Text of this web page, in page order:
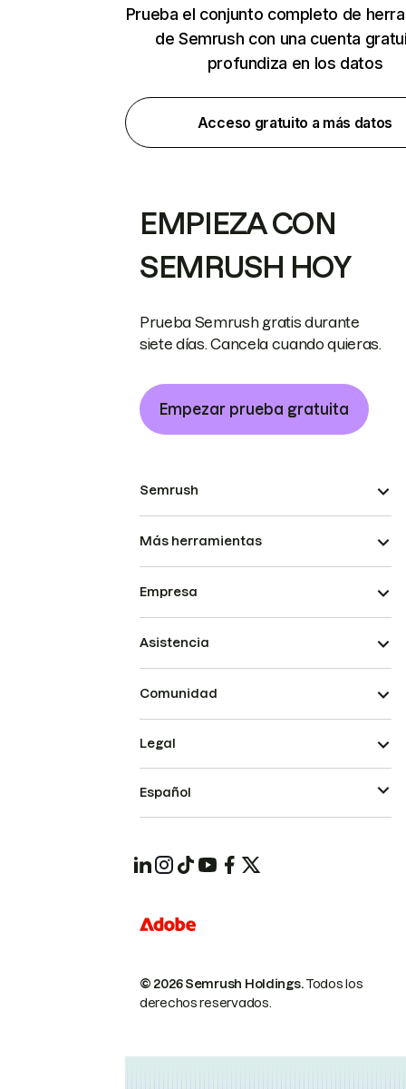
Prueba el conjunto completo de
de Semrush con una cuenta
profundiza en los datos
Acceso gratuito a más datos
EMPIEZA CON
SEMRUSH HOY
Prueba Semrush gratis durante
siete días. Cancela cuando quieras.
Empezar prueba gratuita
Semrush
Más herramientas
Empresa
Asistencia
Comunidad
© 2026 Semrush Holdings.Todos los
derechos reservados.
Legal
Español